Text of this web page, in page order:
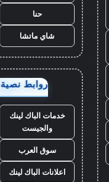
حنا
شاي ماتشا
روابط نصية AA32539
خدمات الباك لينك
والجيست
سوق العرب
اعلانات الباك لينك